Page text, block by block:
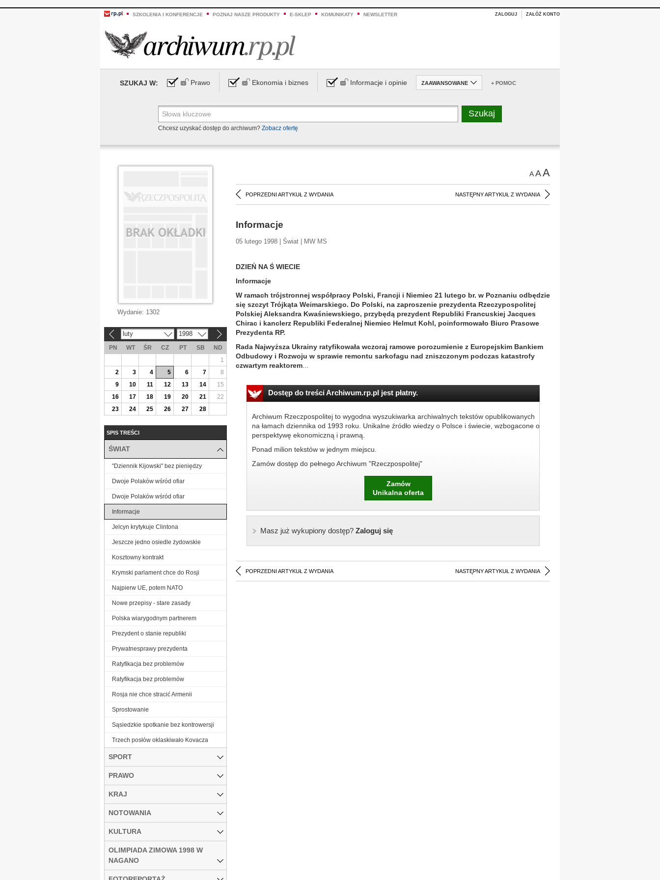
SZKOLENIA I KONFERENCJE POZNAJ NASZE PRODUKTY E-SKLEP KOMUNIKATY NEWSLETTER ZALOGUJ ZAŁÓŻ KONTO
SZUKAJ W: Prawo Ekonomia i biznes Informacje i opinie ZAAWANSOWANE + POMOC
Chcesz uzyskać dostęp do archiwum? Zobacz ofertę
AAA
POPRZEDNI ARTYKUŁ Z WYDANIA NASTĘPNY ARTYKUŁ Z WYDANIA
Informacje
05 lutego 1998 | Świat | MW MS
DZIEŃ NA Ś WIECIE
Informacje
W ramach trójstronnej współpracy Polski, Francji i Niemiec 21 lutego br. w Poznaniu odbędzie
się szczyt Trójkąta Weimarskiego. Do Polski, na zaproszenie prezydenta Rzeczypospolitej
Polskiej Aleksandra Kwaśniewskiego, przybędą prezydent Republiki Francuskiej Jacques
Chirac i kanclerz Republiki Federalnej Niemiec Helmut Kohl, poinformowało Biuro Prasowe
Prezydenta RP.
Rada Najwyższa Ukrainy ratyfikowała wczoraj ramowe porozumienie z Europejskim Bankiem
Odbudowy i Rozwoju w sprawie remontu sarkofagu nad zniszczonym podczas katastrofy
czwartym reaktorem
Dostęp do treści Archiwum.rp.pl jest płatny.
Archiwum Rzeczpospolitej to wygodna wyszukiwarka archiwalnych tekstów opublikowanych
na łamach dziennika od 1993 roku. Unikalne źródło wiedzy o Polsce i świecie, wzbogacone o
perspektywę ekonomiczną i prawną.
Ponad milion tekstów w jednym miejscu.
Zamów dostęp do pełnego Archiwum "Rzeczpospolitej"
Zamów
Unikalna oferta
Masz już wykupiony dostęp?Zaloguj się
POPRZEDNI ARTYKUŁ Z WYDANIA NASTĘPNY ARTYKUŁ Z WYDANIA
Wydanie: 1302
luty 1998
PN WT ŚR CZ PT SB
ND
1
2
3 4 5 6 7
8
9
10 11 12 13 14
15
16
17 18 19 20 21
22
23
24 25 26 27 28
SPIS TREŚCI
ŚWIAT
"Dziennik Kijowski" bez pieniędzy
Dwoje Polaków wśród ofiar
Dwoje Polaków wśród ofiar
Informacje
Jelcyn krytykuje Clintona
Jeszcze jedno osiedle żydowskie
Kosztowny kontrakt
Krymski parlament chce do Rosji
Najpierw UE, potem NATO
Nowe przepisy - stare zasady
Polska wiarygodnym partnerem
Prezydent o stanie republiki
Prywatnesprawy prezydenta
Ratyfikacja bez problemów
Ratyfikacja bez problemów
Rosja nie chce stracić Armenii
Sprostowanie
Sąsiedzkie spotkanie bez kontrowersji
Trzech posłów oklaskiwało Kovacza
SPORT
PRAWO
KRAJ
NOTOWANIA
KULTURA
OLIMPIADA ZIMOWA 1998 W
NAGANO